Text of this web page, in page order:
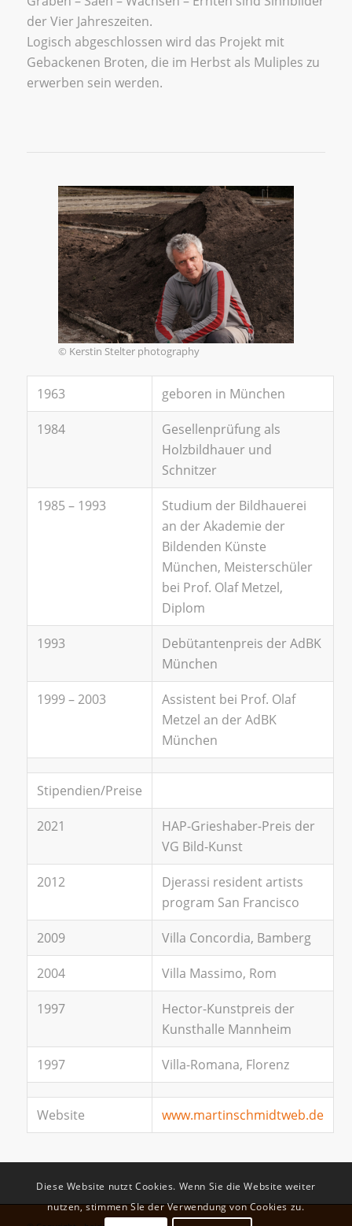
der Vier Jahreszeiten.
Logisch abgeschlossen wird das Projekt mit
Gebackenen Broten, die im Herbst als Muliples zu
erwerben sein werden.
© Kerstin Stelter photography
1963 geboren in München
1984
Gesellenprüfung als
Holzbildhauer und
Schnitzer
1985 – 1993
Studium der Bildhauerei
an der Akademie der
Bildenden Künste
München, Meisterschüler
bei Prof. Olaf Metzel,
Diplom
1993
Debütantenpreis der AdBK
München
1999 – 2003
Assistent bei Prof. Olaf
Metzel an der AdBK
München
Stipendien/Preise
2021
HAP-Grieshaber-Preis der
VG Bild-Kunst
2012
Djerassi resident artists
program San Francisco
2009 Villa Concordia, Bamberg
2004 Villa Massimo, Rom
1997
Hector-Kunstpreis der
Kunsthalle Mannheim
1997 Villa-Romana, Florenz
Website www.martinschmidtweb.de
Diese Website nutzt Cookies. Wenn Sie die Website weiter
nutzen, stimmen SIe der Verwendung von Cookies zu.